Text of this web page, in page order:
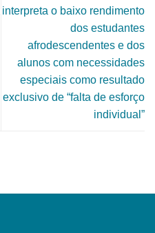
interpreta o baixo rendimento
dos estudantes
afrodescendentes e dos
alunos com necessidades
especiais como resultado
exclusivo de “falta de esforço
individual”